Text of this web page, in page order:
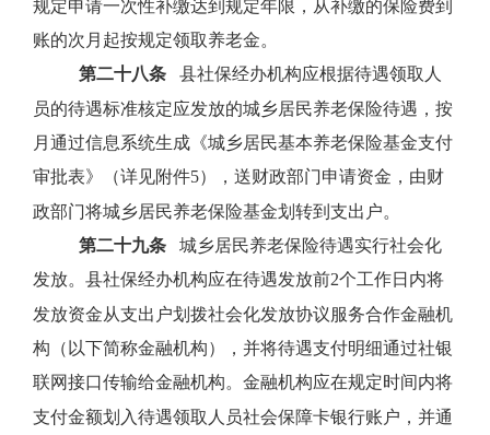
规定申请一次性补缴达到规定年限，从补缴的保险费到
账的次月起按规定领取养老金。
第二十八条
县社保经办机构应根据待遇领取人
员的待遇标准核定应发放的城乡居民养老保险待遇，按
月通过信息系统生成《城乡居民基本养老保险基金支付
审批表》（详见附件5），送财政部门申请资金，由财
政部门将城乡居民养老保险基金划转到支出户。
第二十九条
城乡居民养老保险待遇实行社会化
发放。县社保经办机构应在待遇发放前2个工作日内将
发放资金从支出户划拨社会化发放协议服务合作金融机
构（以下简称金融机构），并将待遇支付明细通过社银
联网接口传输给金融机构。金融机构应在规定时间内将
支付金额划入待遇领取人员社会保障卡银行账户，并通